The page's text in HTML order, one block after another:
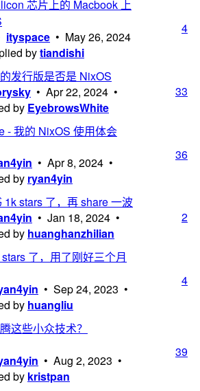
芯片上的 Macbook 上
ityspace • May 26, 2024
bytiandishi
4
发行版是否是 NixOS
• Apr 22, 2024 •
by EyebrowsWhite
33
- 我的 NixOS 使用体会
• Apr 8, 2024 •
by ryan4yin
36
1k stars 了，再 share 一波
• Jan 18, 2024 •
by huanghanzhilian
2
了，用了刚好三个月
• Sep 24, 2023 •
by huangliu
4
这些小众技术？
• Aug 2, 2023 •
by kristpan
39